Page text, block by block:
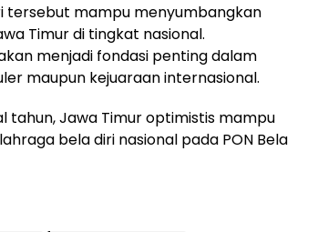
tersebut mampu menyumbangkan
Timur di tingkat nasional.
menjadi fondasi penting dalam
maupun kejuaraan internasional.
tahun, Jawa Timur optimistis mampu
bela diri nasional pada PON Bela